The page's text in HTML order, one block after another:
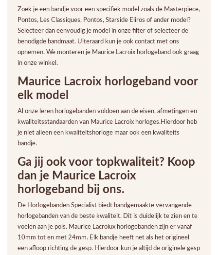
Zoek je een bandje voor een specifiek model zoals de Masterpiece,
Pontos, Les Classiques, Pontos, Starside Eliros of ander model?
Selecteer dan eenvoudig je model in onze filter of selecteer de
benodigde bandmaat. Uiteraard kun je ook contact met ons
opnemen. We monteren je Maurice Lacroix horlogeband ook graag
in onze winkel.
Maurice Lacroix horlogeband voor
elk model
Al onze leren horlogebanden voldoen aan de eisen, afmetingen en
kwaliteitsstandaarden van Maurice Lacroix horloges.Hierdoor heb
je niet alleen een kwaliteitshorloge maar ook een kwaliteits
bandje.
Ga jij ook voor topkwaliteit? Koop
dan je M aurice Lacroix
horlogeband bij ons.
De Horlogebanden Specialist biedt handgemaakte vervangende
horlogebanden van de beste kwaliteit. Dit is duidelijk te zien en te
voelen aan je pols. Maurice Lacroiux horlogebanden zijn er vanaf
10mm tot en met 24mm. Elk bandje heeft net als het origineel
een afloop richting de gesp. Hierdoor kun je altijd de originele gesp